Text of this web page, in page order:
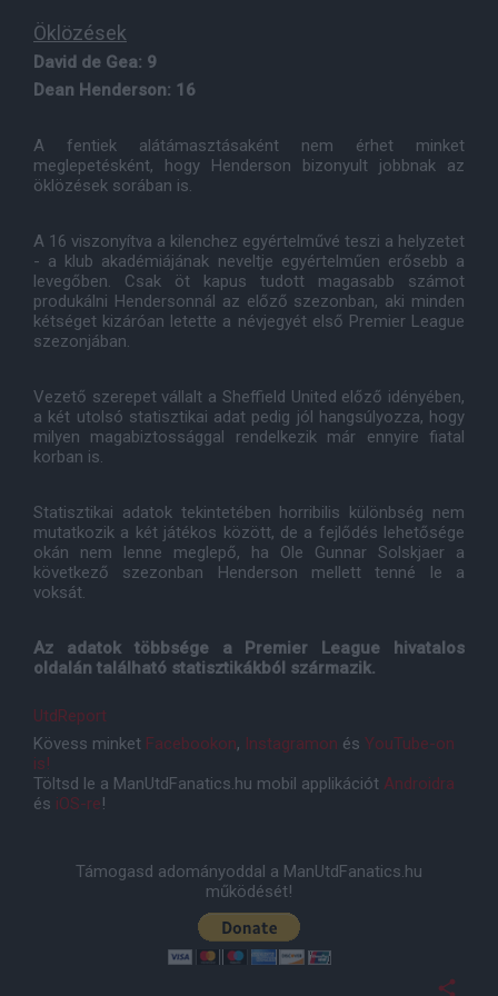
Öklözések
David de Gea: 9
Dean Henderson: 16
A fentiek alátámasztásaként nem érhet minket
meglepetésként, hogy Henderson bizonyult jobbnak az
öklözések sorában is.
A 16 viszonyítva a kilenchez egyértelművé teszi a helyzetet
- a klub akadémiájának neveltje egyértelműen erősebb a
levegőben. Csak öt kapus tudott magasabb számot
produkálni Hendersonnál az előző szezonban, aki minden
kétséget kizáróan letette a névjegyét első Premier League
szezonjában.
Vezető szerepet vállalt a Sheffield United előző idényében,
a két utolsó statisztikai adat pedig jól hangsúlyozza, hogy
milyen magabiztossággal rendelkezik már ennyire fiatal
korban is.
Statisztikai adatok tekintetében horribilis különbség nem
mutatkozik a két játékos között, de a fejlődés lehetősége
okán nem lenne meglepő, ha Ole Gunnar Solskjaer a
következő szezonban Henderson mellett tenné le a
voksát.
Az adatok többsége a Premier League hivatalos
oldalán található statisztikákból származik.
UtdReport
Kövess minket Facebookon, Instagramon és YouTube-on
is!
Töltsd le a ManUtdFanatics.hu mobil applikációt Androidra
és iOS-re!
Támogasd adományoddal a ManUtdFanatics.hu
működését!